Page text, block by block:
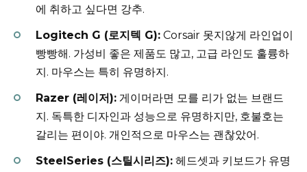
에 취하고 싶다면 강추.
Logitech G (로지텍 G): Corsair 못지않게 라인업이
빵빵해. 가성비 좋은 제품도 많고, 고급 라인도 훌륭하
지. 마우스는 특히 유명하지.
Razer (레이저): 게이머라면 모를 리가 없는 브랜드
지. 독특한 디자인과 성능으로 유명하지만, 호불호는
갈리는 편이야. 개인적으로 마우스는 괜찮았어.
SteelSeries (스틸시리즈): 헤드셋과 키보드가 유명